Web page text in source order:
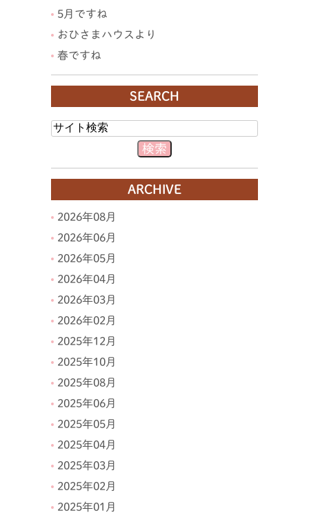
5月ですね
おひさまハウスより
春ですね
SEARCH
ARCHIVE
2026年08月
2026年06月
2026年05月
2026年04月
2026年03月
2026年02月
2025年12月
2025年10月
2025年08月
2025年06月
2025年05月
2025年04月
2025年03月
2025年02月
2025年01月